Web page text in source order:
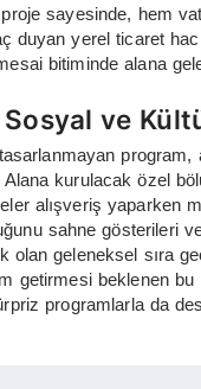
sayesinde, hem
duyan yerel ticaret
bitiminde alana
Sosyal ve
kurulacak özel
alışveriş yaparken
sahne gösterileri
olan geleneksel sıra
getirmesi beklenen
programlarla da